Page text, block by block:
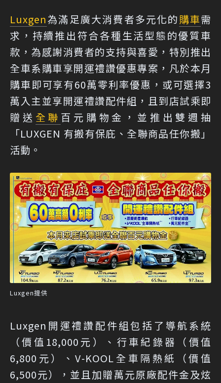
Luxgen為滿足廣大消費者多元化的購車需
求，持續推出符合各種生活型態的優質車
款，為感謝消費者的支持與喜愛，特別推出
全車系購車享開運禮讚優惠專案，凡於本月
購車即可享有60萬零利率優惠，或可選擇3
萬入主並享開運禮讚配件組，且到店試乘即
贈送 全聯 百元購物金，並推出雙週抽
「LUXGEN 有搬有保庇、全聯商品任你搬」
活動。
Luxgen提供
Luxgen開運禮讚配件組包括了導航系統
（價值18,000元）、行車紀錄器（價值
6,800元）、V-KOOL全車隔熱紙（價值
6,500元），並且加贈萬元原廠配件金及炫